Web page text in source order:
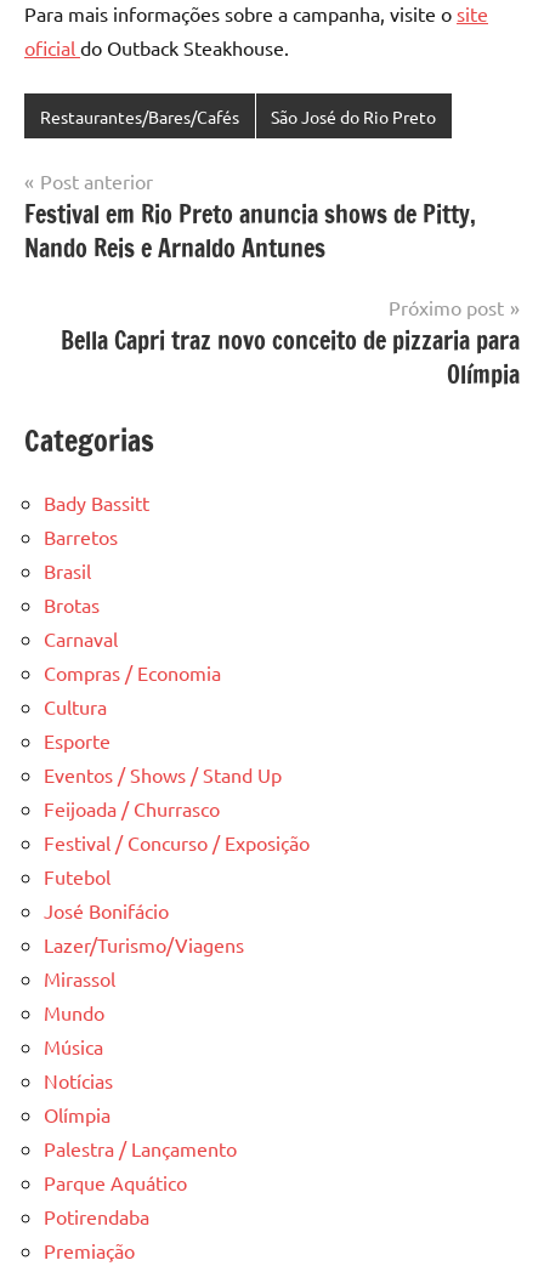
Para mais informações sobre a campanha, visite o site
oficial do Outback Steakhouse.
Restaurantes/Bares/Cafés São José do Rio Preto
Navegação
de
Post
Post anterior
Festival em Rio Preto anuncia shows de Pitty,
Nando Reis e Arnaldo Antunes
Próximo post
Bella Capri traz novo conceito de pizzaria para
Olímpia
Categorias
Bady Bassitt
Barretos
Brasil
Brotas
Carnaval
Compras / Economia
Cultura
Esporte
Eventos / Shows / Stand Up
Feijoada / Churrasco
Festival / Concurso / Exposição
Futebol
José Bonifácio
Lazer/Turismo/Viagens
Mirassol
Mundo
Música
Notícias
Olímpia
Palestra / Lançamento
Parque Aquático
Potirendaba
Premiação